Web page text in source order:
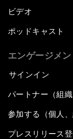
ビデオ
ポッドキャスト
エンゲージメン
サインイン
パートナー（組
参加する（個人、
プレスリリース